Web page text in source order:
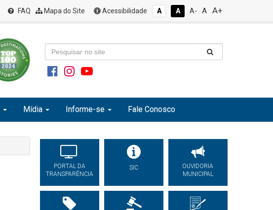
FAQ Mapa do Site Acessibilidade A A A- A A+
Mídia Informe-se Fale Conosco
PORTAL DA
TRANSPARÊNCIA
SIC
OUVIDORIA
MUNICIPAL